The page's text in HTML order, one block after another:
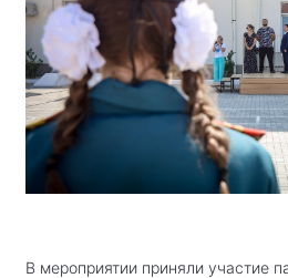
В мероприятии приняли участие